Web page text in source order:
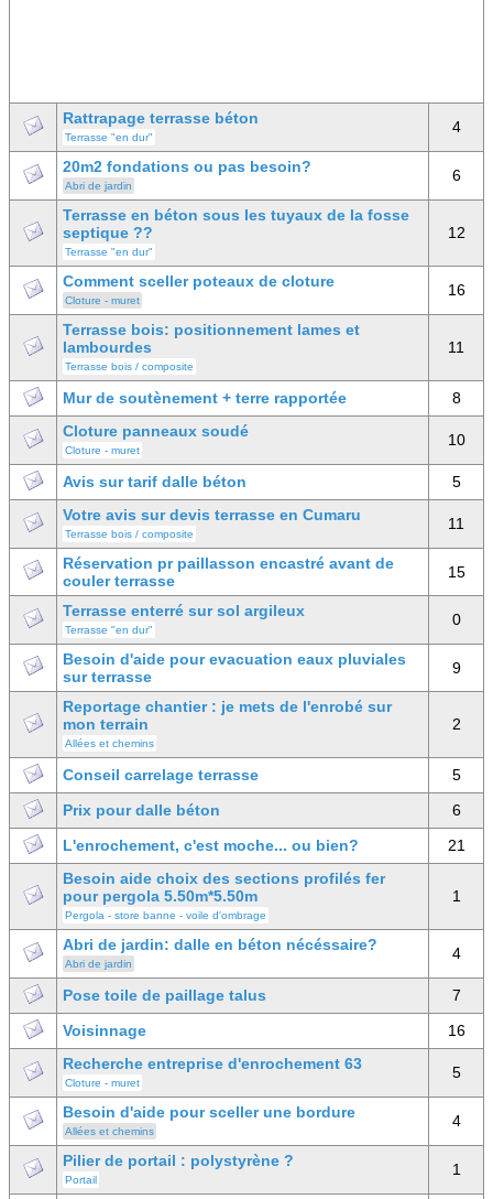
Rattrapage terrasse béton
Terrasse "en dur"
4
20m2 fondations ou pas besoin?
Abri de jardin
6
Terrasse en béton sous les tuyaux de la fosse
septique ??
Terrasse "en dur"
12
Comment sceller poteaux de cloture
Cloture - muret
16
Terrasse bois: positionnement lames et
lambourdes
Terrasse bois / composite
11
Mur de soutènement + terre rapportée
8
Cloture panneaux soudé
Cloture - muret
10
Avis sur tarif dalle béton
5
Votre avis sur devis terrasse en Cumaru
Terrasse bois / composite
11
Réservation pr paillasson encastré avant de
couler terrasse
15
Terrasse enterré sur sol argileux
Terrasse "en dur"
0
Besoin d'aide pour evacuation eaux pluviales
sur terrasse
9
Reportage chantier : je mets de l'enrobé sur
mon terrain
Allées et chemins
2
Conseil carrelage terrasse
5
Prix pour dalle béton
6
L'enrochement, c'est moche... ou bien?
21
Besoin aide choix des sections profilés fer
pour pergola 5.50m*5.50m
Pergola - store banne - voile d'ombrage
1
Abri de jardin: dalle en béton nécéssaire?
Abri de jardin
4
Pose toile de paillage talus
7
Voisinnage
16
Recherche entreprise d'enrochement 63
Cloture - muret
5
Besoin d'aide pour sceller une bordure
Allées et chemins
4
Pilier de portail : polystyrène ?
Portail
1